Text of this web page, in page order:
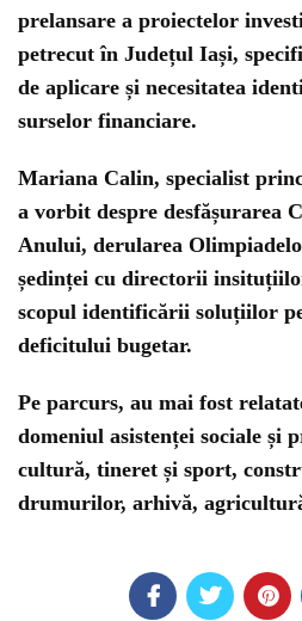
prelansare a proiectelor
petrecut în Județul Iași,
de aplicare și necesitatea
surselor financiare.
Mariana Calin, specialist
a vorbit despre desfășurarea
Anului, derularea
ședinței cu directorii
scopul identificării soluțiilor
deficitului bugetar.
Pe parcurs, au mai fost
domeniul asistenței sociale și
cultură, tineret și sport,
drumurilor, arhivă,